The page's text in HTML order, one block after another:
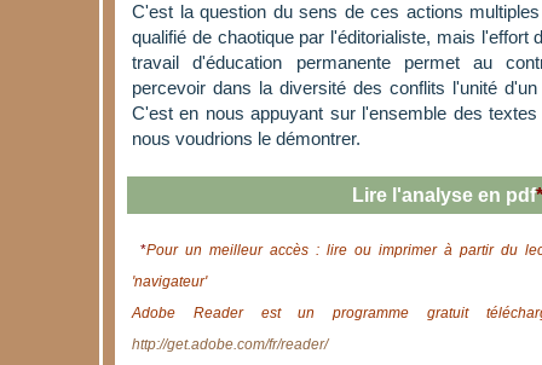
C'est la question du sens de ces actions
qualifié de chaotique par l'éditorialiste, mais l'effort
travail d'éducation permanente permet au
percevoir dans la diversité des conflits l'unité
C'est en nous appuyant sur l'ensemble des
nous voudrions le démontrer.
Lire l'analyse en pdf*
*Pour un meilleur accès : lire ou imprimer à partir du
'navigateur'
Adobe Reader est un programme gratuit
http://get.adobe.com/fr/reader/